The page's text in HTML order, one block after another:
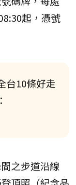
起，憑號
台10條好走
之步道沿線